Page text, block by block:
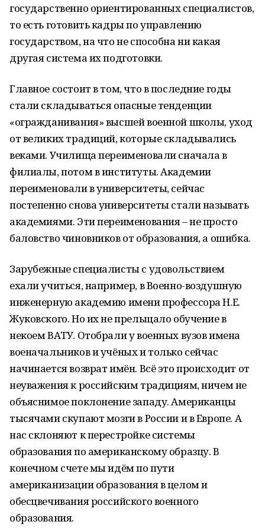
государственно ориентированных специалистов,
то есть готовить кадры по управлению
государством, на что не способна ни какая
другая система их подготовки.
Главное состоит в том, что в последние годы
стали складываться опасные тенденции
«огражданивания» высшей военной школы, уход
от великих традиций, которые складывались
веками. Училища переименовали сначала в
филиалы, потом в институты. Академии
переименовали в университеты, сейчас
постепенно снова университеты стали называть
академиями. Эти переименования – не просто
баловство чиновников от образования, а ошибка.
Зарубежные специалисты с удовольствием
ехали учиться, например, в Военно-воздушную
инженерную академию имени профессора Н.Е.
Жуковского. Но их не прельщало обучение в
некоем ВАТУ. Отобрали у военных вузов имена
военачальников и учёных и только сейчас
начинается возврат имён. Всё это происходит от
неуважения к российским традициям, ничем не
объяснимое поклонение западу. Американцы
тысячами скупают мозги в России и в Европе. А
нас склоняют к перестройке системы
образования по американскому образцу. В
конечном счете мы идём по пути
американизации образования в целом и
обесцвечивания российского военного
образования.